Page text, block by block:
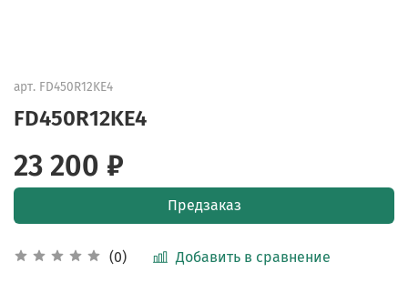
арт. FD450R12KE4
FD450R12KE4
(0) Добавить в сравнение
23 200 ₽
Предзаказ